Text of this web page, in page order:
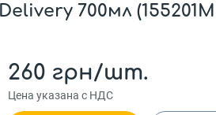
700мл
260 грн/шт.
Цена указана с НДС